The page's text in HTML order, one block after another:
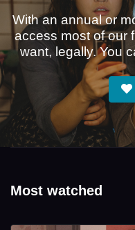
With an annual or
access most of our
want, legally. You
Most watched